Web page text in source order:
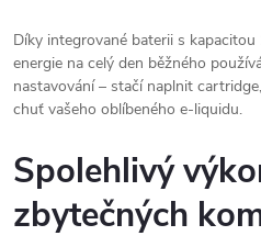
Díky integrované baterii s kapacitou
energie na celý den běžného
nastavování – stačí naplnit
chuť vašeho oblíbeného e-liquidu.
Spolehlivý
zbytečných